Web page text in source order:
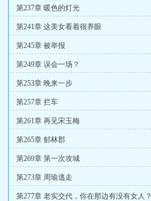
第237章 暖色的灯光
第241章 这美女看着很养眼
第245章 被举报
第249章 误会一场？
第253章 晚来一步
第257章 拦车
第261章 再见宋玉梅
第265章 郁林郡
第269章 第一次攻城
第273章 周瑜逃走
第277章 老实交代，你在那边有没有女人？